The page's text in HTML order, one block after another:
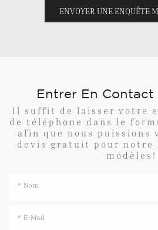
ENVOYER UNE ENQUÊTE
Entrer En Contact
Il suffit de laisser votre
de téléphone dans le
afin que nous puissions
devis gratuit pour notre
modèles!
Nom
E-Mail